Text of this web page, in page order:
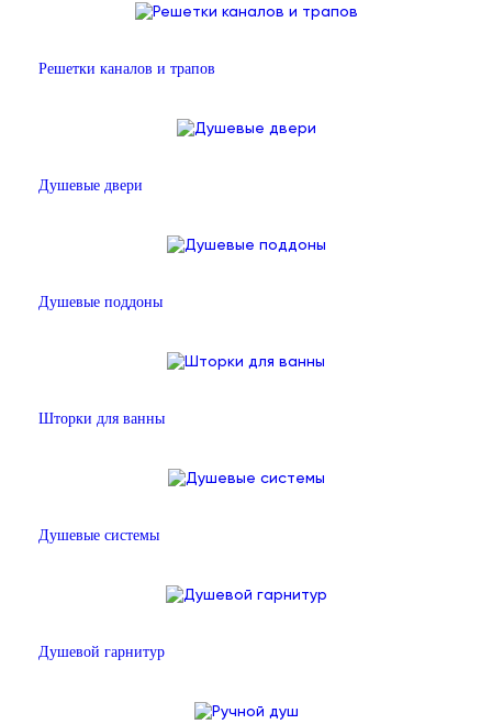
Решетки каналов и трапов
Душевые двери
Душевые поддоны
Шторки для ванны
Душевые системы
Душевой гарнитур